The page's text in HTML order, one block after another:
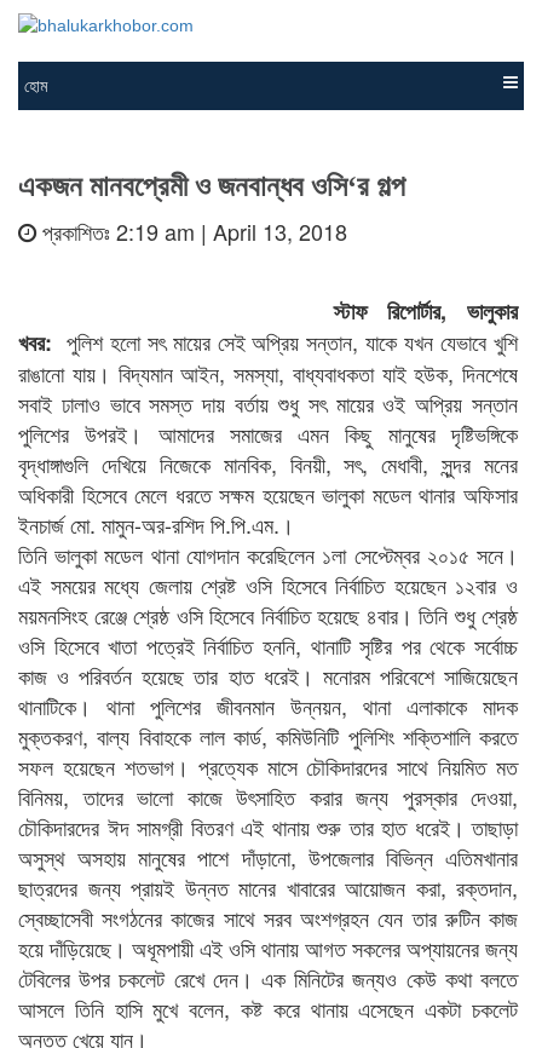
হোম
একজন মানবপ্রেমী ও জনবান্ধব ওসি‘র গল্প
প্রকাশিতঃ 2:19 am | April 13, 2018
স্টাফ রিপোর্টার, ভালুকার
খবর: পুলিশ হলো সৎ মায়ের সেই অপ্রিয় সন্তান, যাকে যখন যেভাবে খুশি
রাঙানো যায়। বিদ্যমান আইন, সমস্যা, বাধ্যবাধকতা যাই হউক, দিনশেষে
সবাই ঢালাও ভাবে সমস্ত দায় বর্তায় শুধু সৎ মায়ের ওই অপ্রিয় সন্তান
পুলিশের উপরই। আমাদের সমাজের এমন কিছু মানুষের দৃষ্টিভঙ্গিকে
বৃদ্ধাঙ্গাগুলি দেখিয়ে নিজেকে মানবিক, বিনয়ী, সৎ, মেধাবী, সুন্দর মনের
অধিকারী হিসেবে মেলে ধরতে সক্ষম হয়েছেন ভালুকা মডেল থানার অফিসার
ইনচার্জ মো. মামুন-অর-রশিদ পি.পি.এম.।
তিনি ভালুকা মডেল থানা যোগদান করেছিলেন ১লা সেপ্টেম্বর ২০১৫ সনে।
এই সময়ের মধ্যে জেলায় শ্রেষ্ট ওসি হিসেবে নির্বাচিত হয়েছেন ১২বার ও
ময়মনসিংহ রেঞ্জে শ্রেষ্ঠ ওসি হিসেবে নির্বাচিত হয়েছে ৪বার। তিনি শুধু শ্রেষ্ঠ
ওসি হিসেবে খাতা পত্রেই নির্বাচিত হননি, থানাটি সৃষ্টির পর থেকে সর্বোচ্চ
কাজ ও পরিবর্তন হয়েছে তার হাত ধরেই। মনোরম পরিবেশে সাজিয়েছেন
থানাটিকে। থানা পুলিশের জীবনমান উন্নয়ন, থানা এলাকাকে মাদক
মুক্তকরণ, বাল্য বিবাহকে লাল কার্ড, কমিউনিটি পুলিশিং শক্তিশালি করতে
সফল হয়েছেন শতভাগ। প্রত্যেক মাসে চৌকিদারদের সাথে নিয়মিত মত
বিনিময়, তাদের ভালো কাজে উৎসাহিত করার জন্য পুরস্কার দেওয়া,
চৌকিদারদের ঈদ সামগ্রী বিতরণ এই থানায় শুরু তার হাত ধরেই। তাছাড়া
অসুস্থ অসহায় মানুষের পাশে দাঁড়ানো, উপজেলার বিভিন্ন এতিমখানার
ছাত্রদের জন্য প্রায়ই উন্নত মানের খাবারের আয়োজন করা, রক্তদান,
স্বেচ্ছাসেবী সংগঠনের কাজের সাথে সরব অংশগ্রহন যেন তার রুটিন কাজ
হয়ে দাঁড়িয়েছে। অধূমপায়ী এই ওসি থানায় আগত সকলের অপ্যায়নের জন্য
টেবিলের উপর চকলেট রেখে দেন। এক মিনিটের জন্যও কেউ কথা বলতে
আসলে তিনি হাসি মুখে বলেন, কষ্ট করে থানায় এসেছেন একটা চকলেট
অন্তত খেয়ে যান।